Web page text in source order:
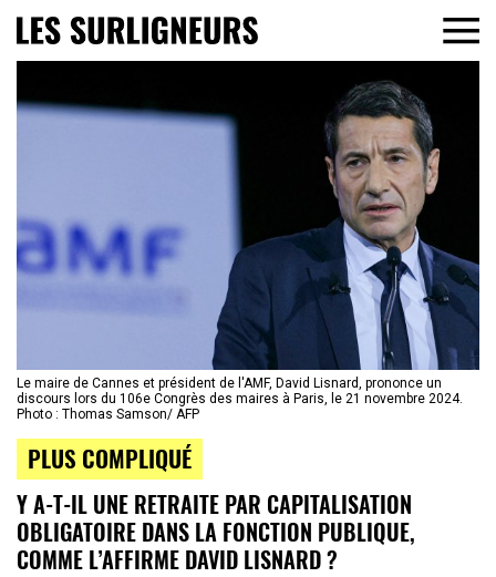
Le maire de Cannes et président de l'AMF, David Lisnard, prononce un
discours lors du 106e Congrès des maires à Paris, le 21 novembre 2024.
Photo : Thomas Samson/ AFP
PLUS COMPLIQUÉ
Y A-T-IL UNE RETRAITE PAR CAPITALISATION
OBLIGATOIRE DANS LA FONCTION PUBLIQUE,
COMME L’AFFIRME DAVID LISNARD ?